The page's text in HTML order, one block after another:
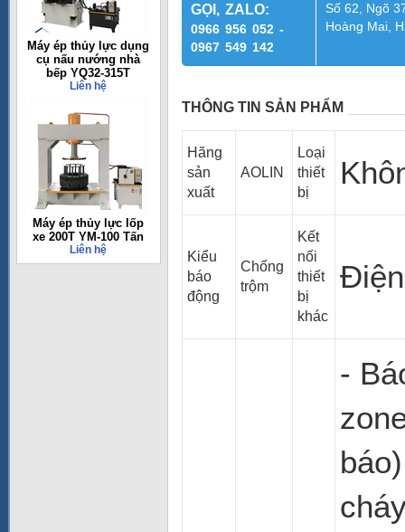
Máy ép thủy lực dụng
cụ nấu nướng nhà
bếp YQ32-315T
Liên hệ
Máy ép thủy lực lốp
xe 200T YM-100 Tấn
Liên hệ
GỌI, ZALO:
0966 956 052 -
0967 549 142
Số 62, Ngõ
Hoàng Mai,
THÔNG TIN SẢN PHẨM
Hãng
sản
xuất
AOLIN
Loại
thiết
bị
Kiểu
báo
động
Chống
trộm
Kết
nối
thiết
bị
khác
-